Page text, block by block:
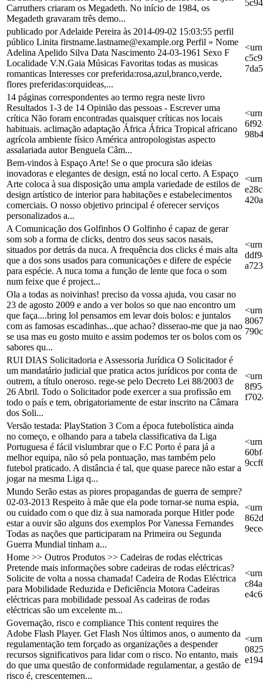
Carruthers criaram os Megadeth. No início de 1984, os
Megadeth gravaram três demo...
publicado por Adelaide Pereira às 2014-09-02 15:03:55 perfil
público Linita firstname.lastname@example.org Perfil » Nome
Adelina Apelido Silva Data Nascimento 24-03-1961 Sexo F
Localidade V.N.Gaia Músicas Favoritas todas as musicas
romanticas Interesses cor preferida:rosa,azul,branco,verde,
flores preferidas:orquideas,...
14 páginas correspondentes ao termo regra neste livro
Resultados 1-3 de 14 Opinião das pessoas - Escrever uma
crítica Não foram encontradas quaisquer críticas nos locais
habituais. aclimação adaptação África África Tropical africano
agrícola ambiente físico América antropologistas aspecto
assalariada autor Benguela Câm...
Bem-vindos à Espaço Arte! Se o que procura são ideias
inovadoras e elegantes de design, está no local certo. A Espaço
Arte coloca à sua disposição uma ampla variedade de estilos de
design artístico de interior para habitações e estabelecimentos
comerciais. O nosso objetivo principal é oferecer serviços
personalizados a...
A Comunicação dos Golfinhos O Golfinho é capaz de gerar
som sob a forma de clicks, dentro dos seus sacos nasais,
situados por detrás da nuca. A frequência dos clicks é mais alta
que a dos sons usados para comunicações e difere de espécie
para espécie. A nuca toma a função de lente que foca o som
num feixe que é project...
Ola a todas as noivinhas! preciso da vossa ajuda, vou casar no
23 de agosto 2009 e ando a ver bolos so que nao encontro um
que faça....bring lol pensamos em levar dois bolos: e juntalos
com as famosas escadinhas...que achao? disserao-me que ja nao
se usa mas eu gosto muito e assim podemos ter os bolos com os
sabores qu...
RUI DIAS Solicitadoria e Assessoria Jurídica O Solicitador é
um mandatário judicial que pratica actos jurídicos por conta de
outrem, a título oneroso. rege-se pelo Decreto Lei 88/2003 de
26 Abril. Todo o Solicitador pode exercer a sua profissão em
todo o país e tem, obrigatoriamente de estar inscrito na Câmara
dos Soli...
Versão testada: PlayStation 3 Com a época futebolística ainda
no começo, e olhando para a tabela classificativa da Liga
Portuguesa é fácil vislumbrar que o F.C Porto é para já a
melhor equipa, não só pela pontuação, mas também pelo
futebol praticado. A distância é tal, que quase parece não estar a
jogar na mesma Liga q...
Mundo Serão estas as piores propagandas de guerra de sempre?
02-03-2013 Respeito à mãe que ela pode tornar-se numa espia,
ou cuidado com o que diz à sua namorada porque Hitler pode
estar a ouvir são alguns dos exemplos Por Vanessa Fernandes
Todas as nações que participaram na Primeira ou Segunda
Guerra Mundial tinham a...
Home >> Outros Produtos >> Cadeiras de rodas eléctricas
Pretende mais informações sobre cadeiras de rodas eléctricas?
Solicite de volta a nossa chamada! Cadeira de Rodas Eléctrica
para Mobilidade Reduzida e Deficiência Motora Cadeiras
eléctricas para mobilidade pessoal As cadeiras de rodas
eléctricas são um excelente m...
Governação, risco e compliance This content requires the
Adobe Flash Player. Get Flash Nos últimos anos, o aumento da
regulamentação tem forçado as organizações a despender
recursos significativos para lidar com o risco. No entanto, mais
do que uma questão de conformidade regulamentar, a gestão de
risco é, crescentemen...